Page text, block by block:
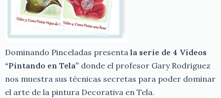
Dominando Pinceladas presenta la serie de 4 Videos
“Pintando en Tela” donde el profesor Gary Rodriguez
nos muestra sus técnicas secretas para poder dominar
el arte de la pintura Decorativa en Tela.